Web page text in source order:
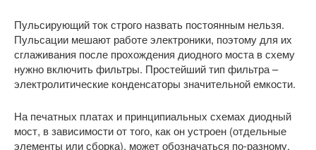
Пульсирующий ток строго назвать постоянным нельзя.
Пульсации мешают работе электроники, поэтому для их
сглаживания после прохождения диодного моста в схему
нужно включить фильтры. Простейший тип фильтра –
электролитические конденсаторы значительной емкости.
На печатных платах и принципиальных схемах диодный
мост, в зависимости от того, как он устроен (отдельные
элементы или сборка), может обозначаться по-разному.